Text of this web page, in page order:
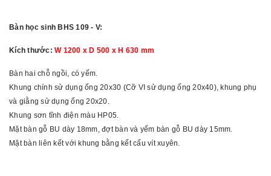
Bàn học sinh BHS 109 - V:
Kích thước: W 1200 x D 500 x H 630 mm
Bàn hai chỗ ngồi, có yếm.
Khung chính sử dụng ống 20x30 (Cỡ VI sử dụng ống 20x40), khung phụ
và giằng sử dụng ống 20x20.
Khung sơn tĩnh điện màu HP05.
Mặt bàn gỗ BU dày 18mm, đợt bàn và yếm bàn gỗ BU dày 15mm.
Mặt bàn liên kết với khung bằng kết cấu vít xuyên.